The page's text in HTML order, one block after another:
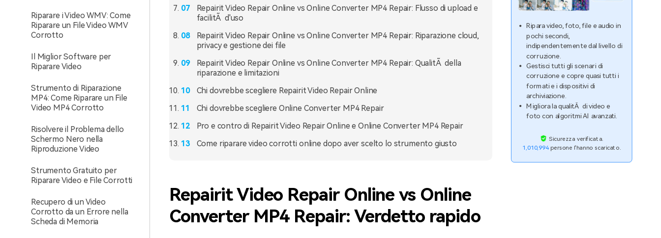
Riparare i Video WMV: Come
Riparare un File Video WMV
Corrotto
Il Miglior Software per
Riparare Video
Strumento di Riparazione
MP4: Come Riparare un File
Video MP4 Corrotto
Risolvere il Problema dello
Schermo Nero nella
Riproduzione Video
Strumento Gratuito per
Riparare Video e File Corrotti
Recupero di un Video
Corrotto da un Errore nella
Scheda di Memoria
Repairit Video Repair Online vs Online Converter MP4 Repair: Flusso di upload e
facilitÃ d'uso
Repairit Video Repair Online vs Online Converter MP4 Repair: Riparazione cloud,
privacy e gestione dei file
Repairit Video Repair Online vs Online Converter MP4 Repair: QualitÃ della
riparazione e limitazioni
Chi dovrebbe scegliere Repairit Video Repair Online
Chi dovrebbe scegliere Online Converter MP4 Repair
Pro e contro di Repairit Video Repair Online e Online Converter MP4 Repair
Come riparare video corrotti online dopo aver scelto lo strumento giusto
Repairit Video Repair Online vs Online
Converter MP4 Repair: Verdetto rapido
Ripara video, foto, file e audio in
pochi secondi,
indipendentemente dal livello di
corruzione.
Gestisci tutti gli scenari di
corruzione e copre quasi tutti i
formati e i dispositivi di
archiviazione.
Migliora la qualitÃ di video e
foto con algoritmi AI avanzati.
Sicurezza verificata.
1,010,994persone l'hanno scaricato.